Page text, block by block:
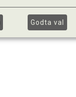
Godta val